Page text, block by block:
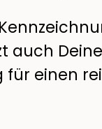
auch
einen